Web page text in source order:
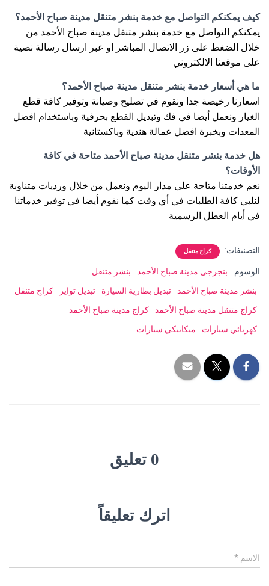
كيف يمكنكم التواصل مع خدمة بنشر متنقل مدينة صباح الأحمد؟
يمكنكم التواصل مع خدمة بنشر متنقل مدينة صباح الأحمد من
خلال الضغط على زر الاتصال المباشر او عبر ارسال رسالة نصية
على موقعنا الالكتروني
ما هي أسعار خدمة بنشر متنقل مدينة صباح الأحمد؟
اسعارنا رخيصة جدا ونقوم في تصليح وصيانة وتوفير كافة قطع
الغيار ونعمل أيضا في فك وتبديل القطع بحرفية وباستخدام افضل
المعدات وبخبرة افضل عمالة هندية وباكستانية
هل خدمة بنشر متنقل مدينة صباح الأحمد متاحة في كافة
الأوقات؟
نعم خدمتنا متاحة على مدار اليوم ونعمل من خلال ورديات متناوبة
لنلبي كافة الطلبات في أي وقت كما نقوم أيضا في توفير خدماتنا
في أيام العطل الرسمية
التصنيفات: كراج متنقل
الوسوم: بنجرجي مدينة صباح الأحمد
بنشر متنقل
بنشر مدينة صباح الأحمد
تبديل بطارية السيارة تبديل تواير
كراج متنقل
كراج متنقل مدينة صباح الأحمد
كراج مدينة صباح الأحمد
كهربائي سيارات
ميكانيكي سيارات
0 تعليق
اترك تعليقاً
الاسم *